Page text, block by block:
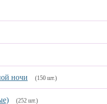
ночи (150 шт.)
(252 шт.)